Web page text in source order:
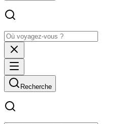
Recherche